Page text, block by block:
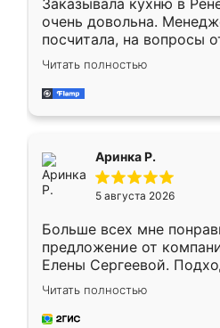
Заказывала кухню в
очень довольна.
посчитала, на вопросы
Замерщик приехал в
делу со всей
за день, ребята
Читать полностью
Аринка Р.
5 августа 2026
Больше всех мне
предложение от
Елены Сергеевой.
короткие сроки
для замера сотрудник
предложил по моему
Читать полностью